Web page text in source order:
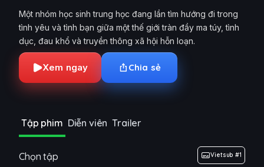
Một nhóm học sinh trung học đang lần tìm hướng đi trong
tình yêu và tình bạn giữa một thế giới tràn đầy ma túy, tình
dục, đau khổ và truyền thông xã hội hỗn loạn.
Xem ngay Chia sẻ
Tập phim Diễn viên Trailer
Chọn tập Vietsub #1